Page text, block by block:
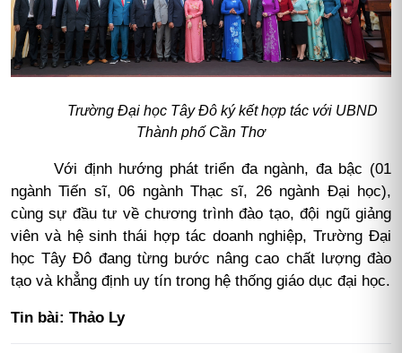
Trường Đại học Tây Đô ký kết hợp tác với UBND
Thành phố Cần Thơ
Với định hướng phát triển đa ngành, đa bậc (01
ngành Tiến sĩ, 06 ngành Thạc sĩ, 26 ngành Đại học),
cùng sự đầu tư về chương trình đào tạo, đội ngũ giảng
viên và hệ sinh thái hợp tác doanh nghiệp, Trường Đại
học Tây Đô đang từng bước nâng cao chất lượng đào
tạo và khẳng định uy tín trong hệ thống giáo dục đại học.
Tin bài: Thảo Ly